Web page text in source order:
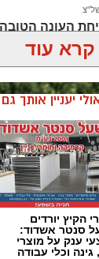
העונה הטובה
0 על עירוני
קרא עוד
יעניין אותך גם
הקיץ יורדים
סנטר אשדוד:
ענק על מוצרי
גינה וכלי עבודה